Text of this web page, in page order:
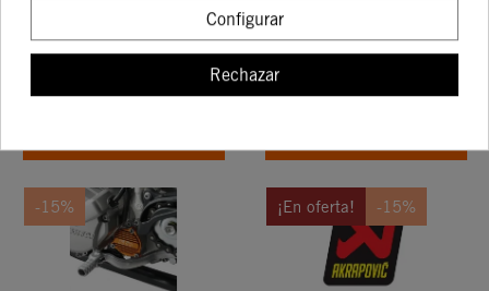
ANTIVIBRACIÓN
169,19 € 33,99 €
-15% ¡En oferta! -15%
Configurar
Rechazar